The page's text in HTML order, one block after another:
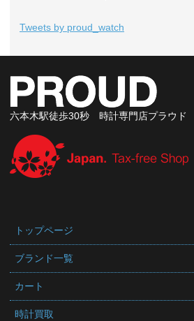
Tweets by proud_watch
六本木駅徒歩30秒 時計専門店プラウド
トップページ
ブランド一覧
カート
時計買取